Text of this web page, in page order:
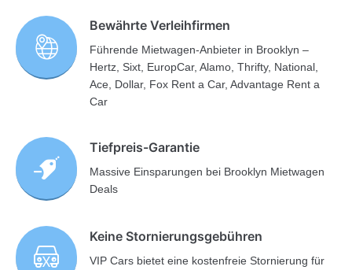
Bewährte Verleihfirmen
Führende Mietwagen-Anbieter in Brooklyn –
Hertz, Sixt, EuropCar, Alamo, Thrifty, National,
Ace, Dollar, Fox Rent a Car, Advantage Rent a
Car
Tiefpreis-Garantie
Massive Einsparungen bei Brooklyn Mietwagen
Deals
Keine Stornierungsgebühren
VIP Cars bietet eine kostenfreie Stornierung für